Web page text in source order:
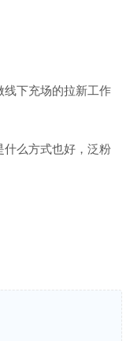
线下充场的拉新工作
什么方式也好，泛粉